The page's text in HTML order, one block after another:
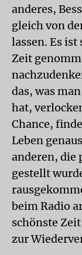
anderes,
gleich von
lassen. Es ist
Zeit
das, was
hat,
Chance,
Leben
anderen, die
gestellt
beim Radio
schönste
zur